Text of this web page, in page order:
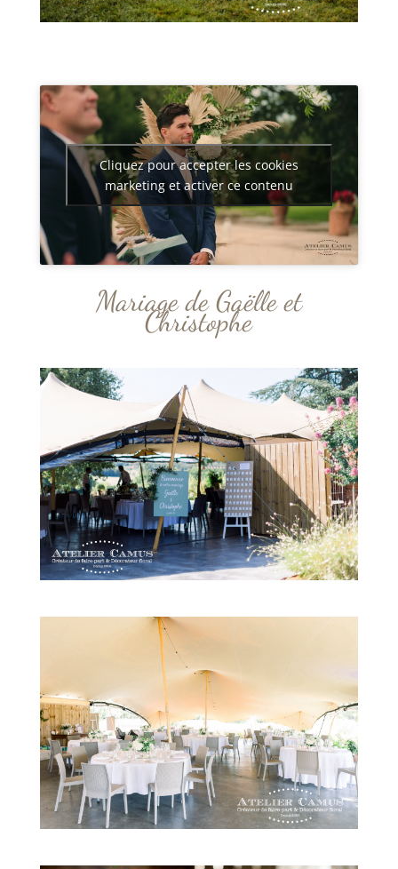
Cliquez pour accepter les cookies
marketing et activer ce contenu
Mariage de Gaëlle et
Christophe